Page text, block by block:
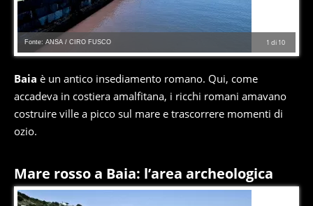
1 di 10
Fonte: ANSA / CIRO FUSCO
Baia è un antico insediamento romano. Qui, come
accadeva in costiera amalfitana, i ricchi romani amavano
costruire ville a picco sul mare e trascorrere momenti di
ozio.
Mare rosso a Baia: l’area archeologica